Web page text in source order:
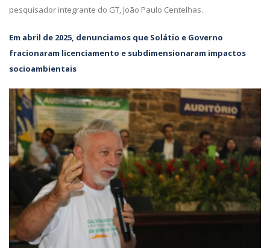
pesquisador integrante do GT, João Paulo Centelhas.
Em abril de 2025, denunciamos que Solátio e Governo
fracionaram licenciamento e subdimensionaram impactos
socioambientais